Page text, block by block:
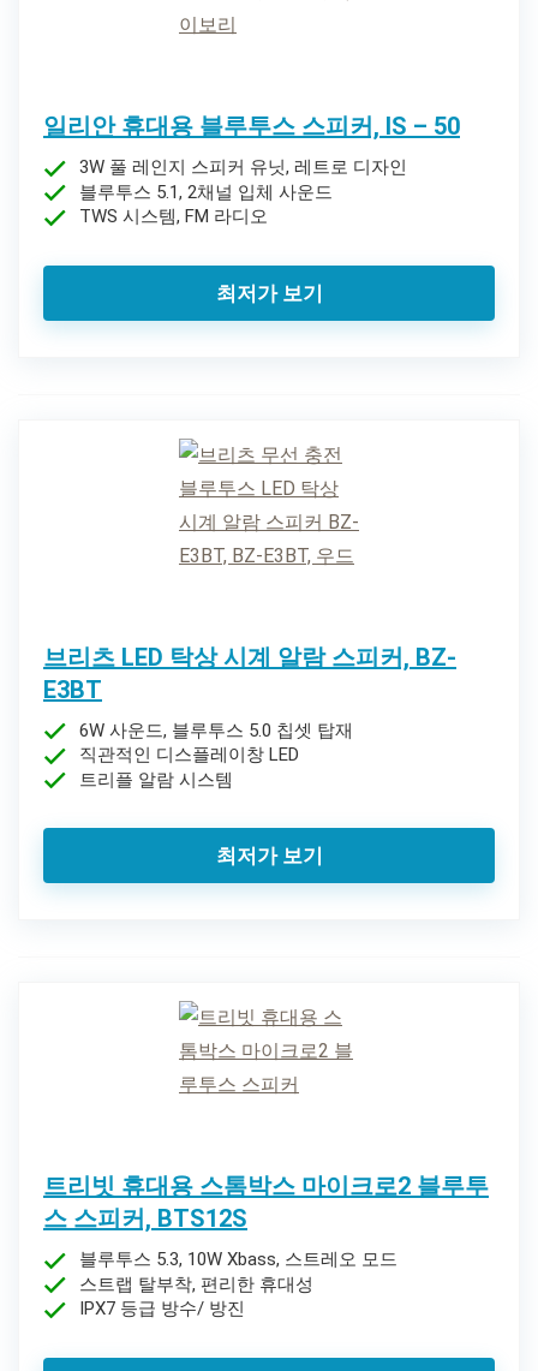
일리안 휴대용 블루투스 스피커, IS – 50
3W 풀 레인지 스피커 유닛, 레트로 디자인
블루투스 5.1, 2채널 입체 사운드
TWS 시스템, FM 라디오
최저가 보기
브리츠 LED 탁상 시계 알람 스피커, BZ-
E3BT
6W 사운드, 블루투스 5.0 칩셋 탑재
직관적인 디스플레이창 LED
트리플 알람 시스템
최저가 보기
트리빗 휴대용 스톰박스 마이크로2 블루투
스 스피커, BTS12S
블루투스 5.3, 10W Xbass, 스트레오 모드
스트랩 탈부착, 편리한 휴대성
IPX7 등급 방수/ 방진